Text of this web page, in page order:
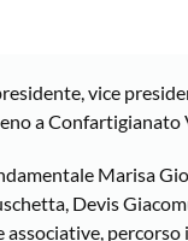
vice
a Confartigianato
Marisa
Devis